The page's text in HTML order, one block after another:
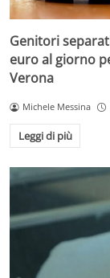
Genitori
euro al giorno
Verona
Michele Messina
Leggi di più